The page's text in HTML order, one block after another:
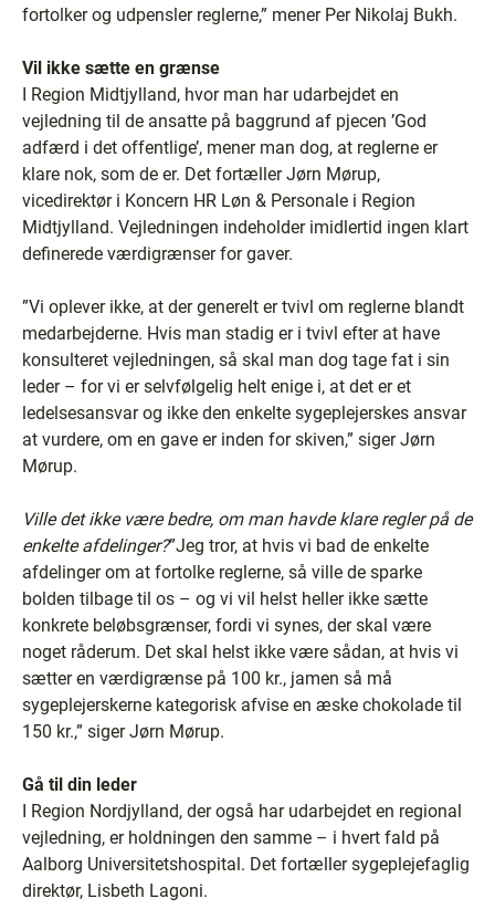
fortolker og udpensler reglerne,” mener Per Nikolaj Bukh.
Vil ikke sætte en grænse
I Region Midtjylland, hvor man har udarbejdet en
vejledning til de ansatte på baggrund af pjecen ’God
adfærd i det offentlige’, mener man dog, at reglerne er
klare nok, som de er. Det fortæller Jørn Mørup,
vicedirektør i Koncern HR Løn & Personale i Region
Midtjylland. Vejledningen indeholder imidlertid ingen klart
definerede værdigrænser for gaver.
”Vi oplever ikke, at der generelt er tvivl om reglerne blandt
medarbejderne. Hvis man stadig er i tvivl efter at have
konsulteret vejledningen, så skal man dog tage fat i sin
leder – for vi er selvfølgelig helt enige i, at det er et
ledelsesansvar og ikke den enkelte sygeplejerskes ansvar
at vurdere, om en gave er inden for skiven,” siger Jørn
Mørup.
Ville det ikke være bedre, om man havde klare regler på de
enkelte afdelinger?”Jeg tror, at hvis vi bad de enkelte
afdelinger om at fortolke reglerne, så ville de sparke
bolden tilbage til os – og vi vil helst heller ikke sætte
konkrete beløbsgrænser, fordi vi synes, der skal være
noget råderum. Det skal helst ikke være sådan, at hvis vi
sætter en værdigrænse på 100 kr., jamen så må
sygeplejerskerne kategorisk afvise en æske chokolade til
150 kr.,” siger Jørn Mørup.
Gå til din leder
I Region Nordjylland, der også har udarbejdet en regional
vejledning, er holdningen den samme – i hvert fald på
Aalborg Universitetshospital. Det fortæller sygeplejefaglig
direktør, Lisbeth Lagoni.